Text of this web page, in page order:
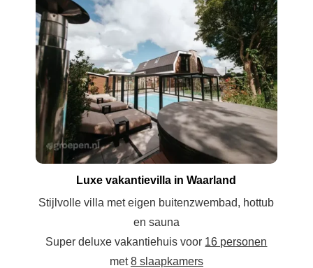
Luxe vakantievilla in Waarland
Stijlvolle villa met eigen buitenzwembad, hottub
en sauna
Super deluxe vakantiehuis voor 16 personen
met8 slaapkamers